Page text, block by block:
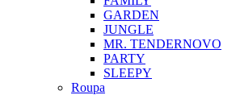
GARDEN
JUNGLE
MR. TENDERNOVO
PARTY
SLEEPY
Roupa